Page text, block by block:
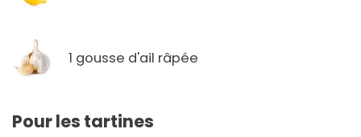
1 gousse d'ail râpée
Pour les tartines